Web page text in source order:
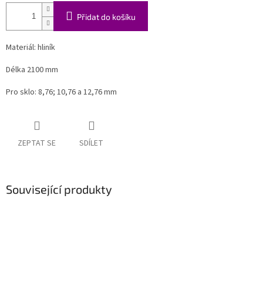
Přidat do košíku
Materiál: hliník
Délka 2100 mm
Pro sklo: 8,76; 10,76 a 12,76 mm
ZEPTAT SE SDÍLET
Související produkty